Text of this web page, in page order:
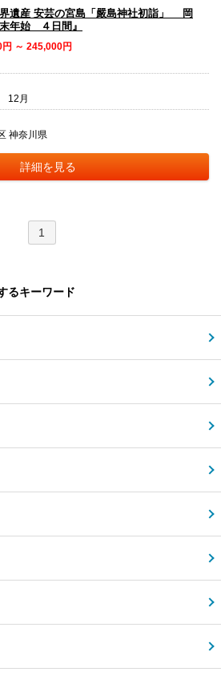
界遺産 安芸の宮島「嚴島神社初詣」 岡
年始 ４日間』
～ 245,000円
12月
神奈川県
詳細を見る
1
るキーワード